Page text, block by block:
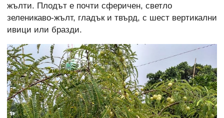
жълти. Плодът е почти сферичен, светло
зеленикаво-жълт, гладък и твърд, с шест вертикални
ивици или бразди.